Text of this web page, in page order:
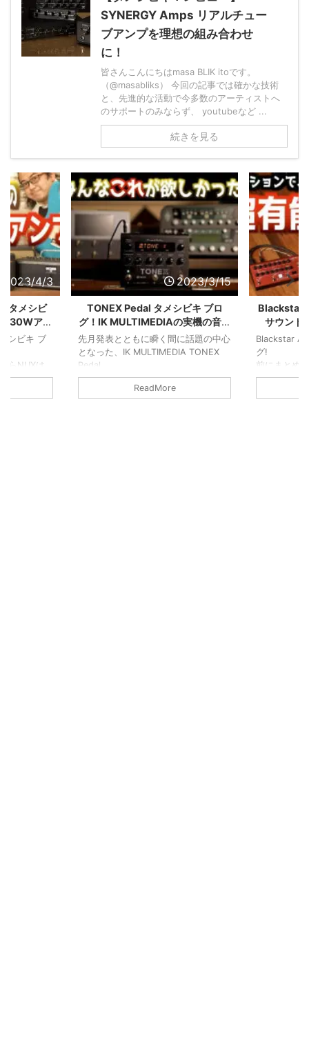
SYNERGY Amps リアルチュー
ブアンプを理想の組み合わせ
に！
皆さんこんにちはmasa BLIK itoです。
（@masabliks） 今回の記事では確かな技術
と、先進的な活動で今多数のアーティストへ
のサポートのみならず、 youtubeなど ...
続きを見る
2023/4/3
タメシビ
30Wアン
シビキ ブ
らNUXは
2023/3/15
TONEX Pedal タメシビキ ブロ
グ！IK MULTIMEDIAの実機の音色
と機能詳細！
先月発表とともに瞬く間に話題の中心
となった、IK MULTIMEDIA TONEX
Pedal
タメシビキ ブログです！
クリーン、クランチ、ディストーショ
ReadMore
Blackstar
サウンド
Blackstar
グ!
前にまとめ
AMPED2